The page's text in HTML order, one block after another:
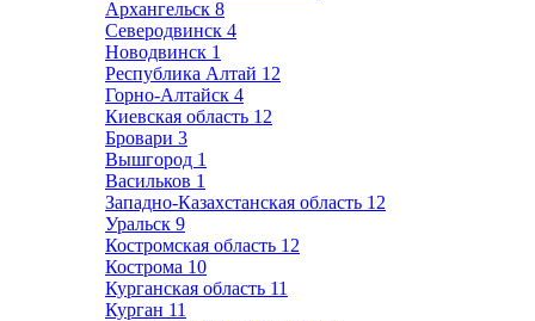
Архангельск 8
Северодвинск 4
Новодвинск 1
Республика Алтай 12
Горно-Алтайск 4
Киевская область 12
Бровари 3
Вышгород 1
Васильков 1
Западно-Казахстанская область 12
Уральск 9
Костромская область 12
Кострома 10
Курганская область 11
Курган 11